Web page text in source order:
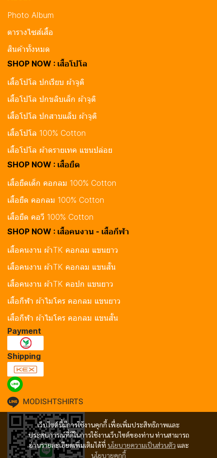
เว็บไซต์นี้มีการใช้งานคุกกี้ เพื่อเพิ่มประสิทธิภาพและ
ประสบการณ์ที่ดีในการใช้งานเว็บไซต์ของท่าน ท่านสามารถ
อ่านรายละเอียดเพิ่มเติมได้ที่ นโยบายความเป็นส่วนตัว และ
นโยบายคุกกี้
Photo Album
ตารางไซส์เสื้อ
สินค้าทั้งหมด
SHOP NOW : เสื้อโปโล
เสื้อโปโล ปกเรียบ ผ้าจูติ
เสื้อโปโล ปกขลิบเล็ก ผ้าจูติ
เสื้อโปโล ปกสาบแล็บ ผ้าจูติ
เสื้อโปโล 100% Cotton
เสื้อโปโล ผ้าดรายเทค แขนปล่อย
SHOP NOW : เสื้อยืด
เสื้อยืดเด็ก คอกลม 100% Cotton
เสื้อยืด คอกลม 100% Cotton
เสื้อยืด คอวี 100% Cotton
SHOP NOW : เสื้อคนงาน - เสื้อกีฬา
เสื้อคนงาน ผ้าTK คอกลม แขนยาว
เสื้อคนงาน ผ้าTK คอกลม แขนสั้น
เสื้อคนงาน ผ้าTK คอปก แขนยาว
เสื้อกีฬา ผ้าไมโคร คอกลม แขนยาว
เสื้อกีฬา ผ้าไมโคร คอกลม แขนสั้น
Payment
Shipping
MODISHTSHIRTS